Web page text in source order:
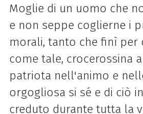
Moglie di un uomo che
e non seppe coglierne i
morali, tanto che finì per
come tale, crocerossina
patriota nell'animo e
orgogliosa si sé e di ciò
creduto durante tutta la